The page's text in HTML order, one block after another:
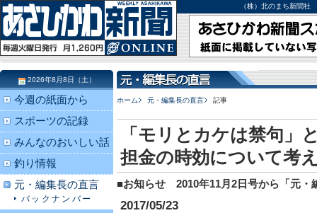
（株）北のまち新聞
ホーム 元・編集長の直言 記事
「モリとカケは禁句」
担金の時効について
■お知らせ 2010年11月2日号から「元・
2017/05/23
2026年8月8日（土）
今週の紙面から
スポーツの記録
みんなのおいしい話
釣り情報
元・編集長の直言
バックナンバー